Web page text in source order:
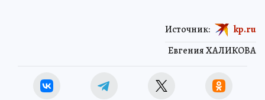
Евгения ХАЛИКОВА
Источник: kp.ru